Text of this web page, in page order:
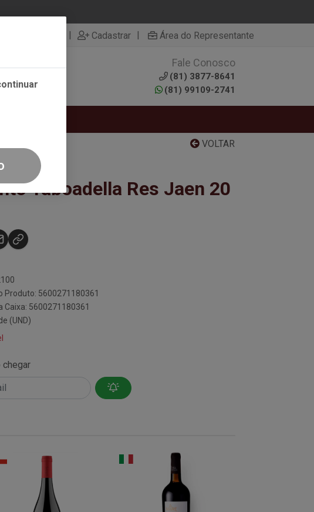
| Cadastrar | Área do Representante
Fale Conosco
(81) 3877-8641
(81) 99109-2741
VOLTAR
Taboadella Res Jaen 20
Produto: 5600271180361
Caixa: 5600271180361
(UND)
chegar